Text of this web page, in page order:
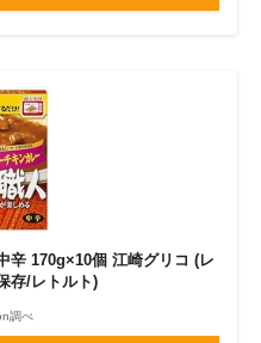
辛 170g×10個 江崎グリコ (レ
存/レトルト)
調べ